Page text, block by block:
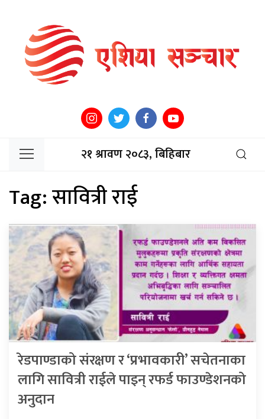
२१ श्रावण २०८३, बिहिबार
Tag:सावित्री राई
रेडपाण्डाको संरक्षण र ‘प्रभावकारी’ सचेतनाका
लागि सावित्री राईले पाइन् रफर्ड फाउण्डेशनको
अनुदान